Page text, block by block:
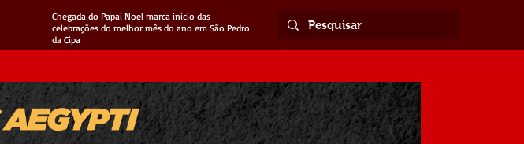
Chegada do Papai Noel marca início das
celebrações do melhor mês do ano em São Pedro
da Cipa